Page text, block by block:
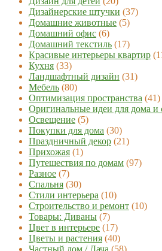
Дизайнерские штучки (37)
Домашние животные (5)
Домашний офис (6)
Домашний текстиль (17)
Красивые интерьеры квартир
Кухня (33)
Ландшафтный дизайн (31)
Мебель (80)
Оптимизация пространства (41)
Оригинальные идеи для дома и
Освещение (5)
Покупки для дома (30)
Праздничный декор (21)
Прихожая (1)
Путешествия по домам (97)
Разное (7)
Спальня (30)
Стили интерьера (10)
Строительство и ремонт (10)
Товары: Диваны (7)
Цвет в интерьере (17)
Цветы и растения (40)